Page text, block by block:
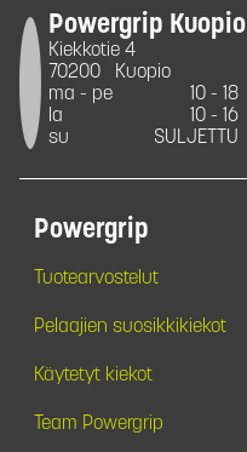
Powergrip Kuopio
Kiekkotie 4
70200
Kuopio
ma - pe
10 - 18
la
10 - 16
su
SULJETTU
Powergrip
Tuotearvostelut
Pelaajien suosikkikiekot
Käytetyt kiekot
Team Powergrip